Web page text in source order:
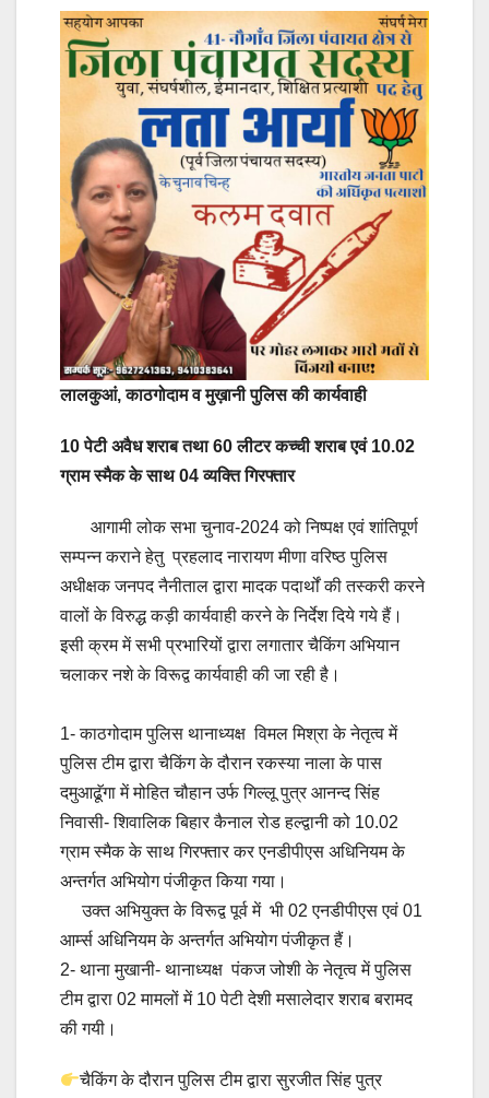
लालकुआं, काठगोदाम व मुख़ानी पुलिस की कार्यवाही
10 पेटी अवैध शराब तथा 60 लीटर कच्ची शराब एवं 10.02
ग्राम स्मैक के साथ 04 व्यक्ति गिरफ्तार
आगामी लोक सभा चुनाव-2024 को निष्पक्ष एवं शांतिपूर्ण
सम्पन्न कराने हेतु प्रहलाद नारायण मीणा वरिष्ठ पुलिस
अधीक्षक जनपद नैनीताल द्वारा मादक पदार्थों की तस्करी करने
वालों के विरुद्ध कड़ी कार्यवाही करने के निर्देश दिये गये हैं।
इसी क्रम में सभी प्रभारियों द्वारा लगातार चैकिंग अभियान
चलाकर नशे के विरूद्व कार्यवाही की जा रही है।
1- काठगोदाम पुलिस थानाध्यक्ष विमल मिश्रा के नेतृत्व में
पुलिस टीम द्वारा चैकिंग के दौरान रकस्या नाला के पास
दमुआढॅूगा में मोहित चौहान उर्फ गिल्लू पुत्र आनन्द सिंह
निवासी- शिवालिक बिहार कैनाल रोड हल्द्वानी को 10.02
ग्राम स्मैक के साथ गिरफ्तार कर एनडीपीएस अधिनियम के
अन्तर्गत अभियोग पंजीकृत किया गया।
उक्त अभियुक्त के विरूद्व पूर्व में भी 02 एनडीपीएस एवं 01
आर्म्स अधिनियम के अन्तर्गत अभियोग पंजीकृत हैं।
2- थाना मुखानी- थानाध्यक्ष पंकज जोशी के नेतृत्व में पुलिस
टीम द्वारा 02 मामलों में 10 पेटी देशी मसालेदार शराब बरामद
की गयी।
चैकिंग के दौरान पुलिस टीम द्वारा सुरजीत सिंह पुत्र